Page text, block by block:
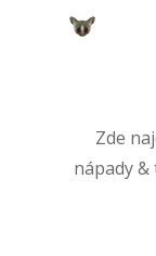
Zde
nápady